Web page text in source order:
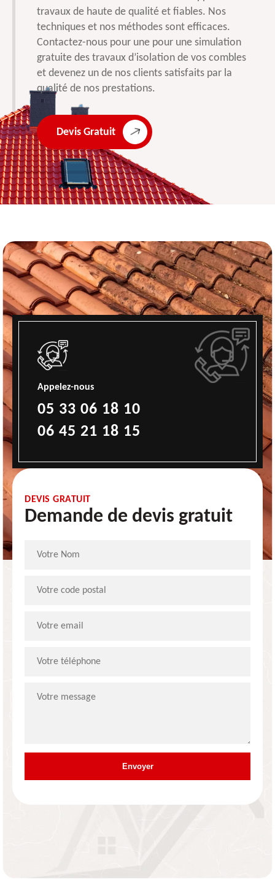
travaux de haute de qualité et fiables. Nos
techniques et nos méthodes sont efficaces.
Contactez-nous pour une pour une simulation
gratuite des travaux d’isolation de vos combles
et devenez un de nos clients satisfaits par la
qualité de nos prestations.
Devis Gratuit
Appelez-nous
05 33 06 18 10
06 45 21 18 15
DEVIS GRATUIT
Demande de devis gratuit